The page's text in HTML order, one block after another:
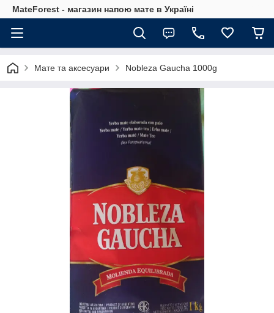
MateForest - магазин напою мате в Україні
Мате та аксесуари Nobleza Gaucha 1000g